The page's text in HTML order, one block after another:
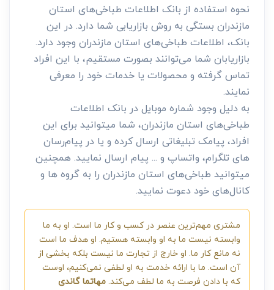
نحوه استفاده از بانک اطلاعات طباخی‌های استان
مازندران بستگی به روش بازاریابی شما دارد. در این
بانک، اطلاعات طباخی‌های استان مازندران وجود دارد.
بازاریابان شما می‌توانند بصورت مستقیم، با این افراد
تماس گرفته و محصولات یا خدمات خود را معرفی
نمایند.
به دلیل وجود شماره موبایل در بانک اطلاعات
طباخی‌های استان مازندران، شما میتوانید برای این
افراد، پیامک تبلیغاتی ارسال کرده و یا در پیام‌رسان
های تلگرام، واتساپ و ... پیام ارسال نمایید. همچنین
میتوانید طباخی‌های استان مازندران را به گروه ها و
کانال‌های خود دعوت نمایید.
مشتری مهم‌ترین عنصر در کسب و کار ما است. او به ما
وابسته نیست ما به او وابسته هستیم. او هدف ما است
نه مانع کار ما. او خارج از تجارت ما نیست بلکه بخشی از
آن است. ما با ارائه خدمت به او لطفی نمی‌کنیم، اوست
که با دادن فرصت به ما لطف می‌کند. مهاتما گاندی